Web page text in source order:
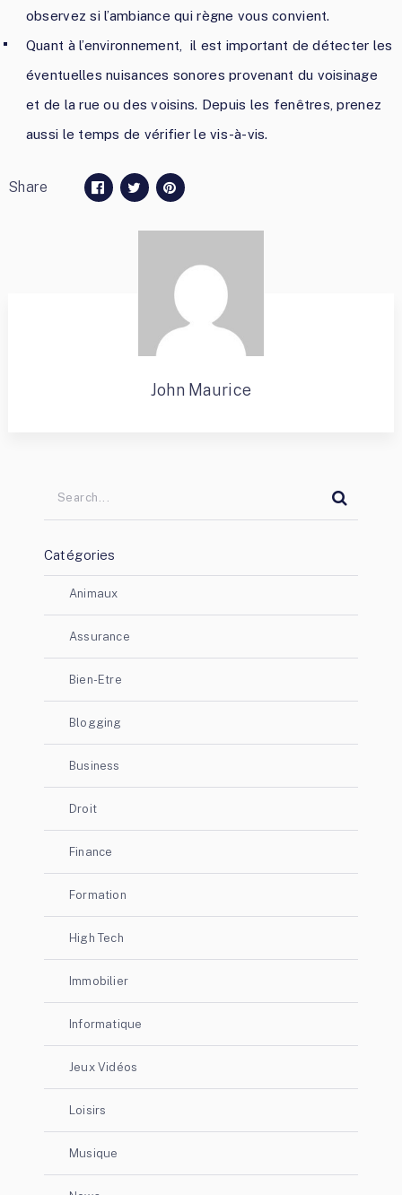
observez si l’ambiance qui règne vous convient.
Quant à l’environnement, il est important de détecter les
éventuelles nuisances sonores provenant du voisinage
et de la rue ou des voisins. Depuis les fenêtres, prenez
aussi le temps de vérifier le vis-à-vis.
Share
John Maurice
Catégories
Animaux
Assurance
Bien-Etre
Blogging
Business
Droit
Finance
Formation
High Tech
Immobilier
Informatique
Jeux Vidéos
Loisirs
Musique